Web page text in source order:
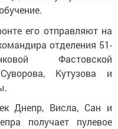
его отправляют на
отделения 51-
Фастовской
Кутузова и
Днепр, Висла, Сан и
получает пулевое